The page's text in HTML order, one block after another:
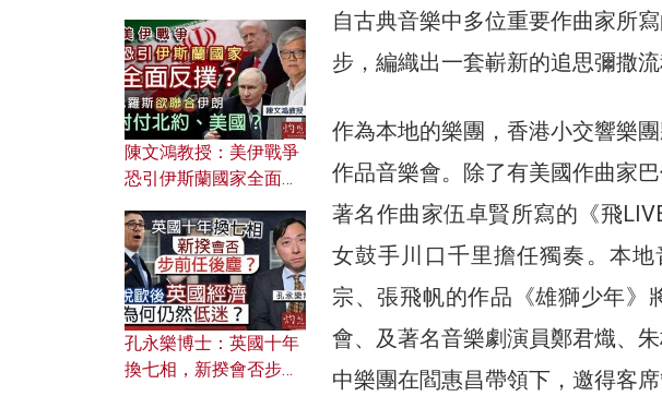
自古典音樂中多位重要作曲家所
步，編織出一套嶄新的追思彌撒流
作為本地的樂團，香港小交響樂
作品音樂會。除了有美國作曲家
著名作曲家伍卓賢所寫的《飛
女鼓手川口千里擔任獨奏。本
宗、張飛帆的作品《雄獅少年》
會、及著名音樂劇演員鄭君熾、
中樂團在閻惠昌帶領下，邀得客
文之美？ 日常寫作如何
應用？
陳文鴻教授：美伊戰爭
恐引伊斯蘭國家全面反
對付北約美國？
孔永樂博士：英國十年
換七相，新揆會否步前